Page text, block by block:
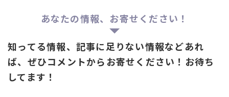
あなたの情報、お寄せください！
知ってる情報、記事に足りない情報などあれ
ば、ぜひコメントからお寄せください！お待ち
してます！